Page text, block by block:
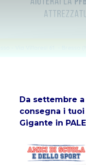
Da settembre
consegna i tuoi
Gigante in